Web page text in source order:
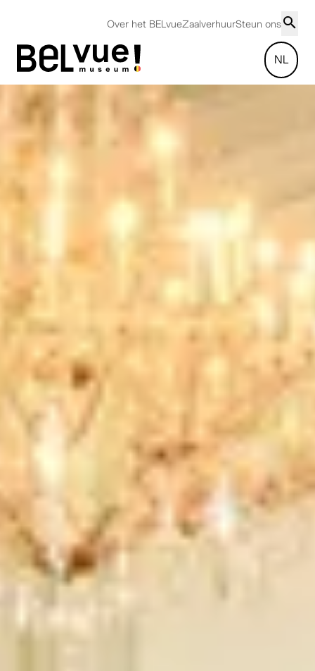
Over het BELvueZaalverhuurSteun ons
NL